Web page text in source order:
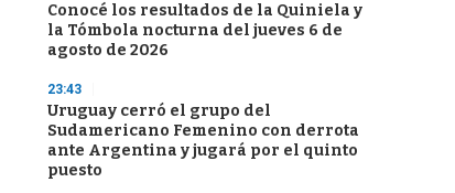
Conocé los resultados de la Quiniela y
la Tómbola nocturna del jueves 6 de
agosto de 2026
23:43
Uruguay cerró el grupo del
Sudamericano Femenino con derrota
ante Argentina y jugará por el quinto
puesto